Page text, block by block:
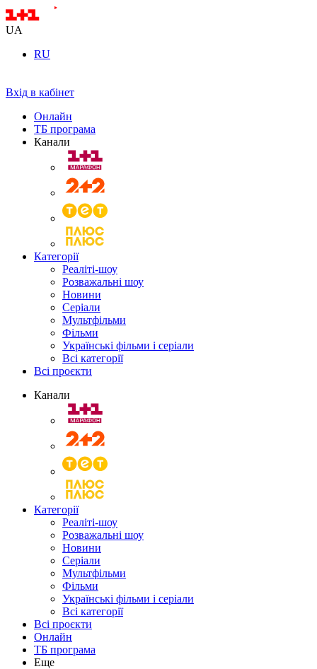
UA
RU
Вхід в кабінет
Онлайн
ТБ програма
Канали
Категорії
Реаліті-шоу
Розважальні шоу
Новини
Серіали
Мультфільми
Фільми
Українські фільми і серіали
Всі категорії
Всі проєкти
Канали
Категорії
Реаліті-шоу
Розважальні шоу
Новини
Серіали
Мультфільми
Фільми
Українські фільми і серіали
Всі категорії
Всі проєкти
Онлайн
ТБ програма
Еще